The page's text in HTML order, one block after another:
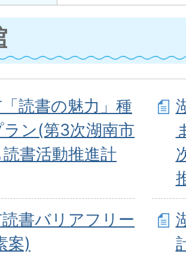
読書の魅力」種
ラン(第3次湖南市
書活動推進計
書バリアフリー
案)